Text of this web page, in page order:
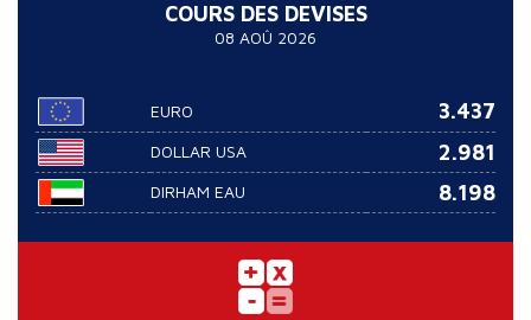
COURS DES DEVISES
08 AOÛ 2026
EURO 3.437
DOLLAR USA 2.981
DIRHAM EAU 8.198